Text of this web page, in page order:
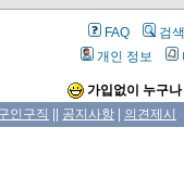
FAQ 검색
개인 정보
가입없이 누구
인구직 공지사항 의견제시